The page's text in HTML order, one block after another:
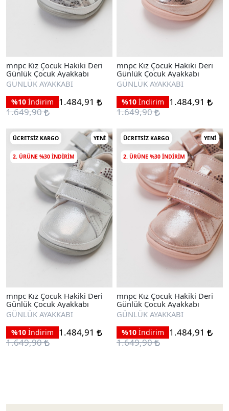
mnpc Kız Çocuk Hakiki Deri
Günlük Çocuk Ayakkabı
GÜNLÜK AYAKKABI
%10 İndirim
1.484,91
1.649,90
mnpc Kız Çocuk Hakiki Deri
Günlük Çocuk Ayakkabı
GÜNLÜK AYAKKABI
%10 İndirim
1.484,91
1.649,90
ÜCRETSIZ KARGO YENI
2. ÜRÜNE %30 INDIRIM
mnpc Kız Çocuk Hakiki Deri
Günlük Çocuk Ayakkabı
GÜNLÜK AYAKKABI
%10 İndirim
1.484,91
1.649,90
ÜCRETSIZ KARGO YENI
2. ÜRÜNE %30 INDIRIM
mnpc Kız Çocuk Hakiki Deri
Günlük Çocuk Ayakkabı
GÜNLÜK AYAKKABI
%10 İndirim
1.484,91
1.649,90